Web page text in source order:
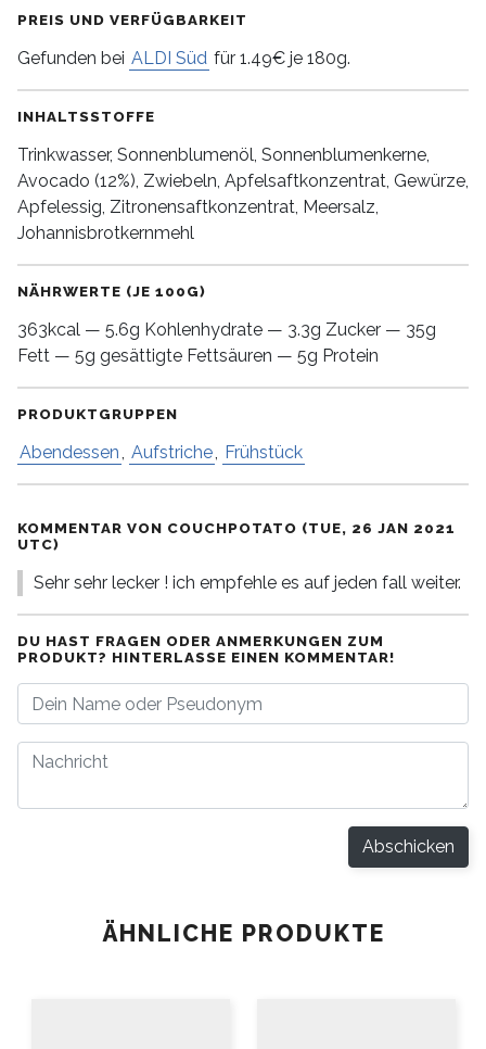
PREIS UND VERFÜGBARKEIT
Gefunden bei ALDI Süd für 1.49€ je 180g.
INHALTSSTOFFE
Trinkwasser, Sonnenblumenöl, Sonnenblumenkerne,
Avocado (12%), Zwiebeln, Apfelsaftkonzentrat, Gewürze,
Apfelessig, Zitronensaftkonzentrat, Meersalz,
Johannisbrotkernmehl
NÄHRWERTE (JE 100G)
363kcal — 5.6g Kohlenhydrate — 3.3g Zucker — 35g
Fett — 5g gesättigte Fettsäuren — 5g Protein
PRODUKTGRUPPEN
Abendessen, Aufstriche, Frühstück
KOMMENTAR VON COUCHPOTATO (TUE, 26 JAN 2021
UTC)
Sehr sehr lecker ! ich empfehle es auf jeden fall weiter.
DU HAST FRAGEN ODER ANMERKUNGEN ZUM
PRODUKT? HINTERLASSE EINEN KOMMENTAR!
Abschicken
ÄHNLICHE PRODUKTE